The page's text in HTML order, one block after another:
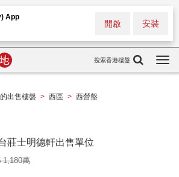
App
安裝
開啟
搜索香港樓盤
出售樓盤 > 西區 > 西營盤
莊士明德軒出售單位
1,180萬